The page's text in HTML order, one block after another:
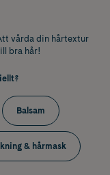
vårda din hårtextur
bra hår!
Balsam
& hårmask